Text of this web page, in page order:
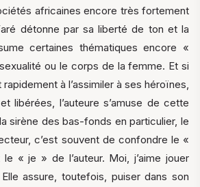
africaines encore très fortement
détonne par sa liberté de ton et la
certaines thématiques encore «
ou le corps de la femme. Et si
à l’assimiler à ses héroïnes,
libérées, l’auteure s’amuse de cette
sirène des bas-fonds en particulier, le
c’est souvent de confondre le «
« je » de l’auteur. Moi, j’aime jouer
assure, toutefois, puiser dans son